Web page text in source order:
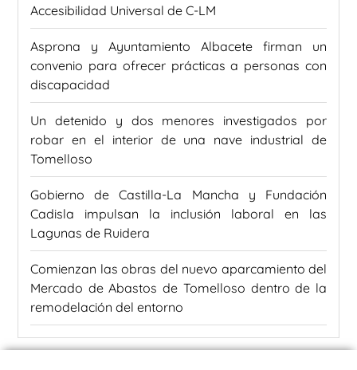
Accesibilidad Universal de C-LM
Asprona y Ayuntamiento Albacete firman un
convenio para ofrecer prácticas a personas con
discapacidad
Un detenido y dos menores investigados por
robar en el interior de una nave industrial de
Tomelloso
Gobierno de Castilla-La Mancha y Fundación
Cadisla impulsan la inclusión laboral en las
Lagunas de Ruidera
Comienzan las obras del nuevo aparcamiento del
Mercado de Abastos de Tomelloso dentro de la
remodelación del entorno